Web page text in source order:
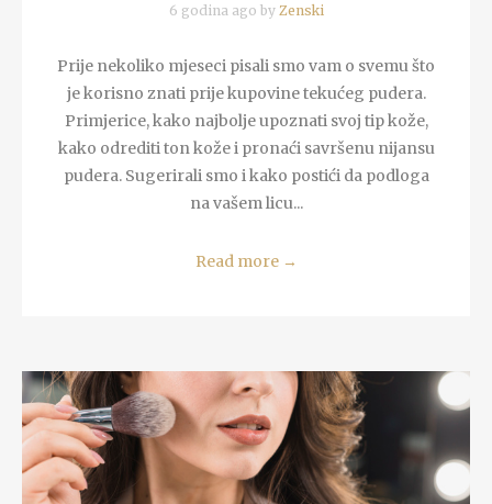
6 godina ago by Zenski
Prije nekoliko mjeseci pisali smo vam o svemu što
je korisno znati prije kupovine tekućeg pudera.
Primjerice, kako najbolje upoznati svoj tip kože,
kako odrediti ton kože i pronaći savršenu nijansu
pudera. Sugerirali smo i kako postići da podloga
na vašem licu...
Read more →
READ MORE